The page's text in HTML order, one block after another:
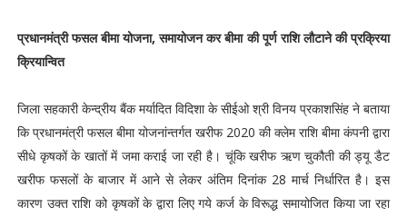
प्रधानमंत्री फसल बीमा योजना, समायोजन कर बीमा की पूर्ण राशि लौटाने की प्रक्रिया
क्रियान्वित
जिला सहकारी केन्द्रीय बैंक मर्यादित विदिशा के सीईओ श्री विनय प्रकाशसिंह ने बताया
कि प्रधानमंत्री फसल बीमा योजनांन्तर्गत खरीफ 2020 की क्लेम राशि बीमा कंपनी द्वारा
सीधे कृषकों के खातों में जमा कराई जा रही है। चूंकि खरीफ ऋण चुकौती की ड्यू डैट
खरीफ फसलों के बाजार में आने से लेकर अंतिम दिनांक 28 मार्च निर्धारित है। इस
कारण उक्त राशि को कृषकों के द्वारा लिए गये कर्ज के विरूद्ध समायोजित किया जा रहा